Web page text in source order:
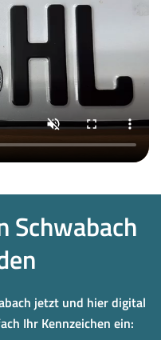
Schwabach
jetzt und hier digital
Ihr Kennzeichen ein: